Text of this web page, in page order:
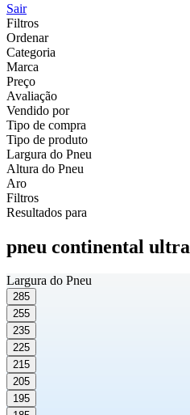
Sair
Filtros
Ordenar
Categoria
Marca
Preço
Avaliação
Vendido por
Tipo de compra
Tipo de produto
Largura do Pneu
Altura do Pneu
Aro
Filtros
Resultados para
pneu continental ultra
Largura do Pneu
285
255
235
225
215
205
195